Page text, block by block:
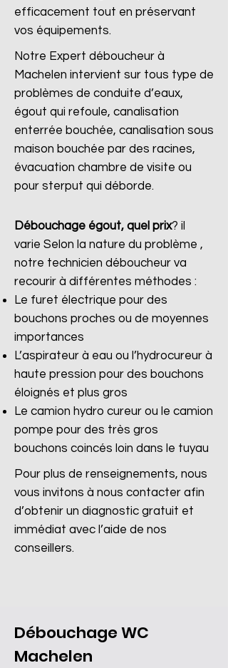
efficacement tout en préservant
vos équipements.
Notre Expert déboucheur à
Machelen intervient sur tous type de
problèmes de conduite d’eaux,
égout qui refoule, canalisation
enterrée bouchée, canalisation sous
maison bouchée par des racines,
évacuation chambre de visite ou
pour sterput qui déborde.
Débouchage égout, quel prix? il
varie Selon la nature du problème ,
notre technicien déboucheur va
recourir à différentes méthodes :
Le furet électrique pour des
bouchons proches ou de moyennes
importances
L’aspirateur à eau ou l’hydrocureur à
haute pression pour des bouchons
éloignés et plus gros
Le camion hydro cureur ou le camion
pompe pour des très gros
bouchons coincés loin dans le tuyau
Pour plus de renseignements, nous
vous invitons à nous contacter afin
d’obtenir un diagnostic gratuit et
immédiat avec l’aide de nos
conseillers.
Débouchage WC
Machelen